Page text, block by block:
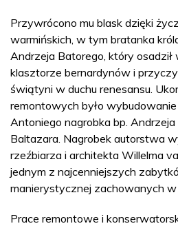
Przywrócono mu blask dzięki
warmińskich, w tym bratanka
Andrzeja Batorego, który
klasztorze bernardynów i
świątyni w duchu renesansu.
remontowych było
Antoniego nagrobka bp.
Baltazara. Nagrobek autorstwa
rzeźbiarza i architekta Willelma
jednym z najcenniejszych
manierystycznej zachowanych w
Prace remontowe i